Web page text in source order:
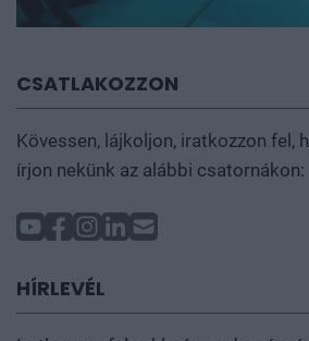
CSATLAKOZZON
Kövessen, lájkoljon, iratkozzon fel,
írjon nekünk az alábbi csatornákon:
HÍRLEVÉL